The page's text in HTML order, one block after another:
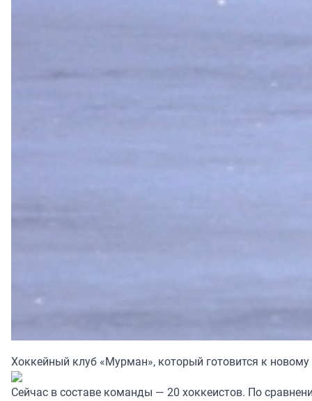
Хоккейный клуб «Мурман», который готовится к
Сейчас в составе команды — 20 хоккеистов. По